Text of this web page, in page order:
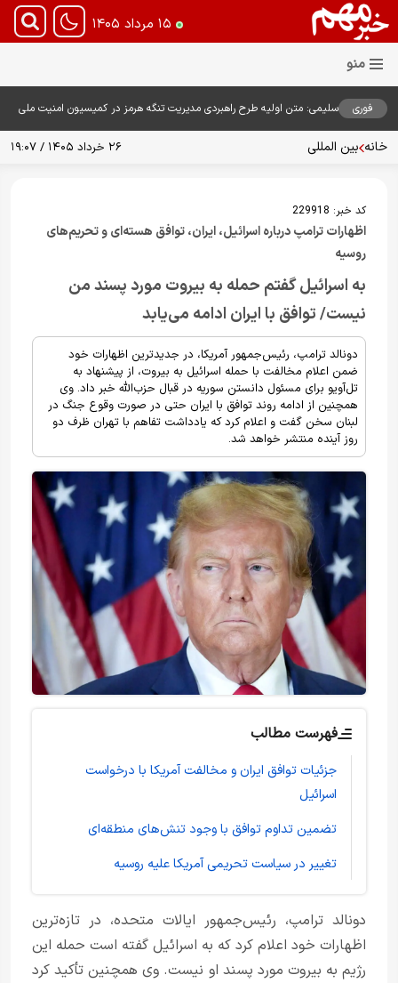
۱۵ مرداد ۱۴۰۵
فوری
سلیمی: متن اولیه طرح راهبردی مدیریت تنگه هرمز در کمیسیون امنیت ملی
خانه بین المللی ۲۶ خرداد ۱۴۰۵ / ۱۹:۰۷
کد خبر: 229918
اظهارات ترامپ درباره اسرائیل، ایران، توافق هسته‌ای و تحریم‌های
روسیه
به اسرائیل گفتم حمله به بیروت مورد پسند من
نیست/ توافق با ایران ادامه می‌یابد
دونالد ترامپ، رئیس‌جمهور آمریکا، در جدیدترین اظهارات خود
ضمن اعلام مخالفت با حمله اسرائیل به بیروت، از پیشنهاد به
تل‌آویو برای مسئول دانستن سوریه در قبال حزب‌الله خبر داد. وی
همچنین از ادامه روند توافق با ایران حتی در صورت وقوع جنگ در
لبنان سخن گفت و اعلام کرد که یادداشت تفاهم با تهران ظرف دو
روز آینده منتشر خواهد شد.
فهرست مطالب
جزئیات توافق ایران و مخالفت آمریکا با درخواست
اسرائیل
تضمین تداوم توافق با وجود تنش‌های منطقه‌ای
تغییر در سیاست تحریمی آمریکا علیه روسیه
دونالد ترامپ، رئیس‌جمهور ایالات متحده، در تازه‌ترین
اظهارات خود اعلام کرد که به اسرائیل گفته است حمله این
رژیم به بیروت مورد پسند او نیست. وی همچنین تأکید کرد